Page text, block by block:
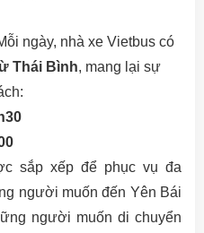
ngày, nhà xe Vietbus có
Thái Bình, mang lại sự
sắp xếp để phục vụ đa
người muốn đến Yên Bái
người muốn di chuyển